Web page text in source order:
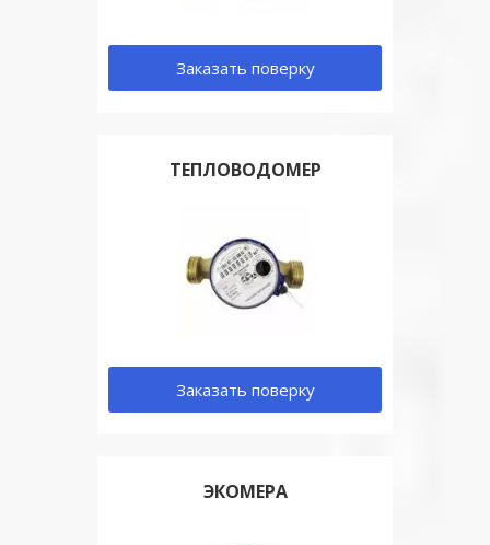
Заказать поверку
ТЕПЛОВОДОМЕР
Заказать поверку
ЭКОМЕРА